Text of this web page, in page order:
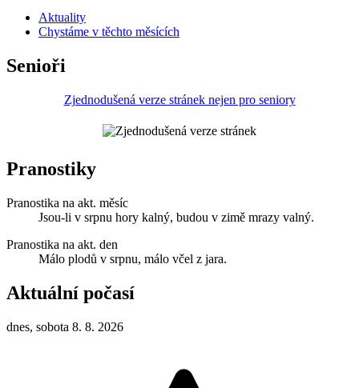
Aktuality
Chystáme v těchto měsících
Senioři
Zjednodušená verze stránek nejen pro seniory
Pranostiky
Pranostika na akt. měsíc
Jsou-li v srpnu hory kalný, budou v zimě mrazy valný.
Pranostika na akt. den
Málo plodů v srpnu, málo včel z jara.
Aktuální počasí
dnes, sobota 8. 8. 2026